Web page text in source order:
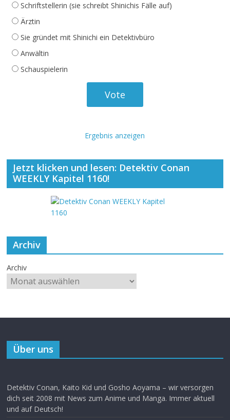
Schriftstellerin (sie schreibt Shinichis Fälle auf)
Ärztin
Sie gründet mit Shinichi ein Detektivbüro
Anwältin
Schauspielerin
Ergebnis anzeigen
Jetzt klicken und lesen: Detektiv Conan
WEEKLY Kapitel 1160!
Archiv
Archiv
Über uns
Detektiv Conan, Kaito Kid und Gosho Aoyama – wir versorgen
dich seit 2008 mit News zum Anime und Manga. Immer aktuell
und auf Deutsch!